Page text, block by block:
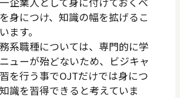
身につけ、知識の幅を拡げるこ
ます。
系職種については、専門的に学
ューが殆どないため、ビジキャ
を行う事でOJTだけでは身につ
識を習得できると考えていま